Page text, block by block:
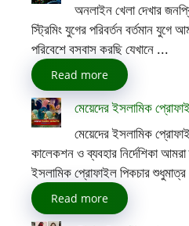
অনলাইন খেলা দেখার
স্ট্রিমিং যুগের পরিবর্তন বর্তমান যুগে
পরিবেশে বসবাস করছি যেখানে ...
Read more
মেয়েদের ইসলামিক
মেয়েদের ইসলামিক
কালেকশন ও ব্যবহার নির্দেশিকা আমরা
ইসলামিক প্রোফাইল পিকচার
Read more